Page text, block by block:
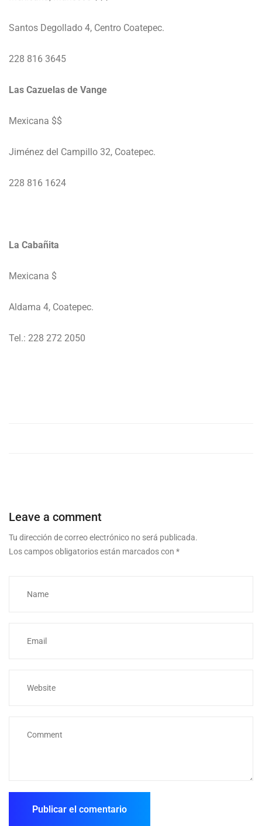
Santos Degollado 4, Centro Coatepec.
228 816 3645
Las Cazuelas de Vange
Mexicana $$
Jiménez del Campillo 32, Coatepec.
228 816 1624
La Cabañita
Mexicana $
Aldama 4, Coatepec.
Tel.: 228 272 2050
Leave a comment
Tu dirección de correo electrónico no será publicada.
Los campos obligatorios están marcados con *